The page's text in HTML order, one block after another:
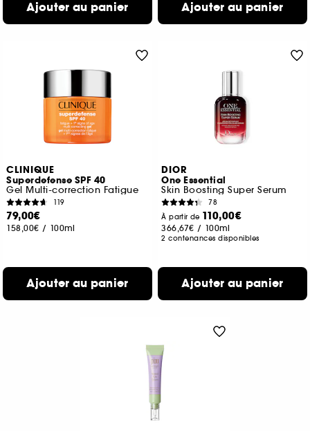
Ajouter au panier Ajouter au panier
CLINIQUE
Superdefense SPF 40
Gel Multi-correction Fatigue
119
79,00€
158,00€ / 100ml
Ajouter au panier
DIOR
One Essential
Skin Boosting Super Serum
78
À partir de 110,00€
366,67€ / 100ml
2 contenances disponibles
Ajouter au panier